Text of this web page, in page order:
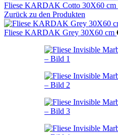
Fliese KARDAK Cotto 30X60 cm
Zurück zu den Produkten
Fliese KARDAK Grey 30X60 cm